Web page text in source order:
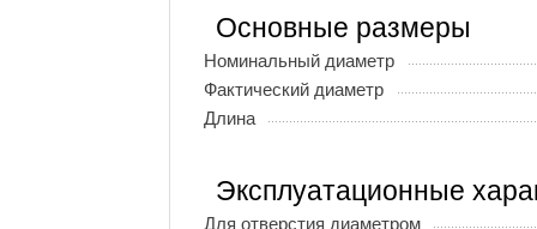
Основные размеры
Номинальный диаметр
Фактический диаметр
Длина
Эксплуатационные
Для отверстия диаметром